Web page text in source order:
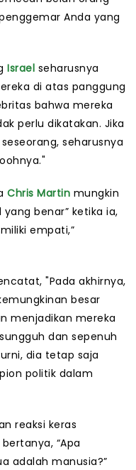
Anda yang
Israel seharusnya
di atas panggung
bahwa mereka
perlu dikatakan. Jika
seharusnya
Chris Martin mungkin
benar” ketika ia,
empati,”
"Pada akhirnya,
besar
menjadikan mereka
dan sepenuh
dia tetap saja
politik dalam
reaksi keras
“Apa
adalah manusia?”